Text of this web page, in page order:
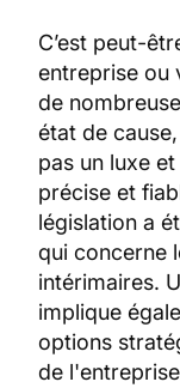
C’est peut-
entreprise ou
de
état de
pas un luxe
précise et
législation a
qui concerne
intérimaires.
implique
options
de